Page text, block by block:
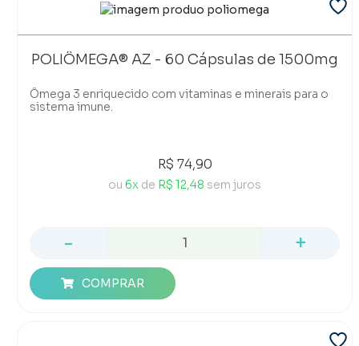
POLIÔMEGA® AZ - 60 Cápsulas de 1500mg
Ômega 3 enriquecido com vitaminas e minerais para o
sistema imune.
R$ 74,90
ou 6x de R$ 12,48 sem juros
- +
COMPRAR